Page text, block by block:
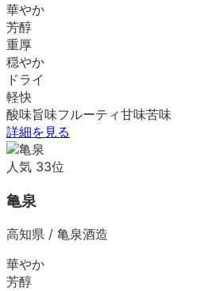
華やか
芳醇
重厚
穏やか
ドライ
軽快
酸味旨味フルーティ甘味苦味
詳細を見る
人気 33位
亀泉
高知県 / 亀泉酒造
華やか
芳醇